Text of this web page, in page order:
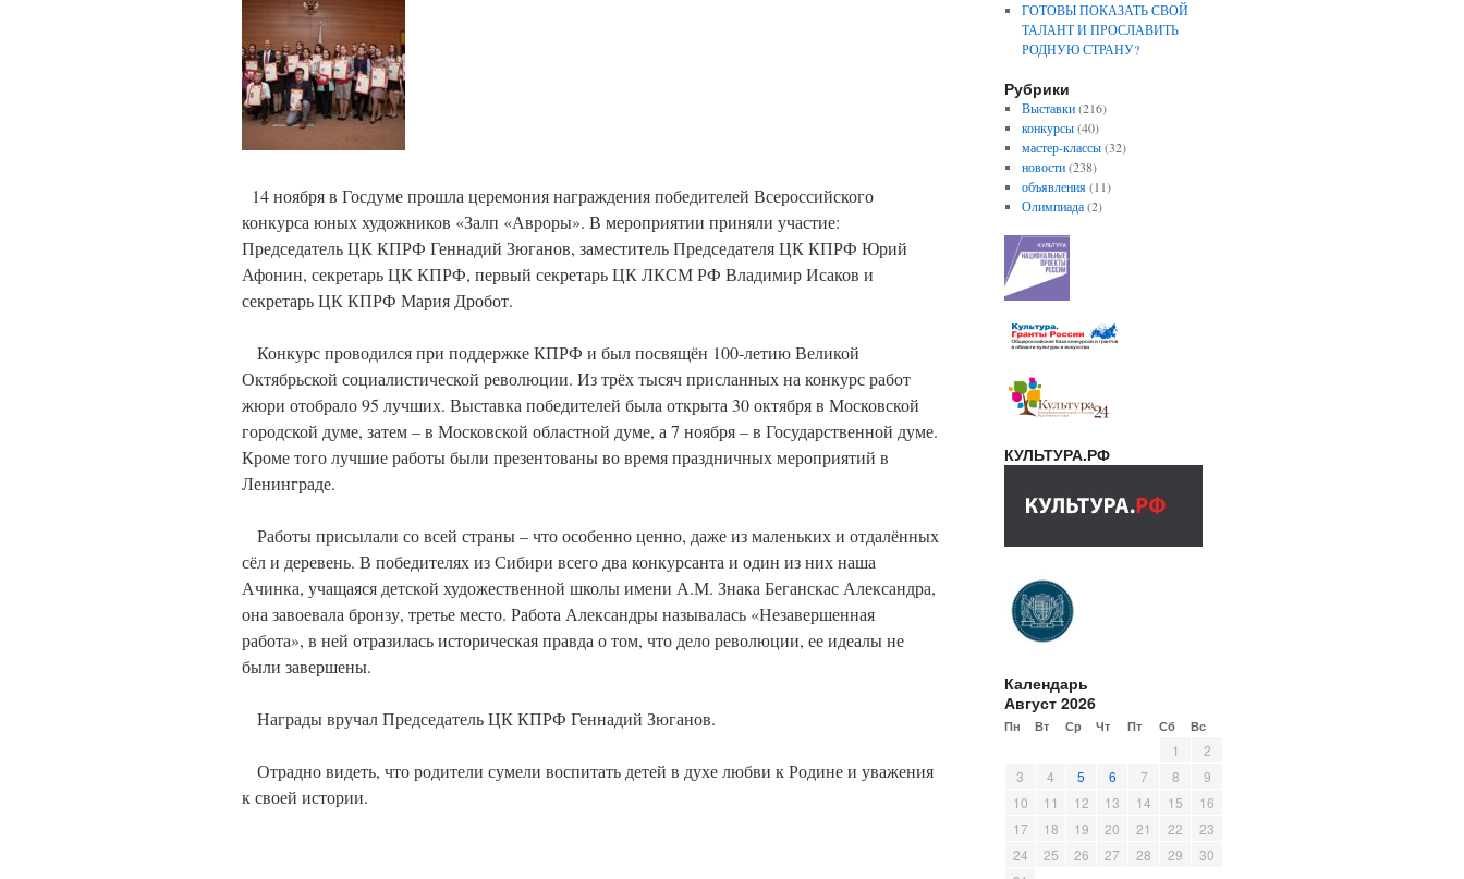
14 ноября в Госдуме прошла церемония награждения победителей Всероссийского
конкурса юных художников «Залп «Авроры». В мероприятии приняли участие:
Председатель ЦК КПРФ Геннадий Зюганов, заместитель Председателя ЦК КПРФ Юрий
Афонин, секретарь ЦК КПРФ, первый секретарь ЦК ЛКСМ РФ Владимир Исаков и
секретарь ЦК КПРФ Мария Дробот.
Конкурс проводился при поддержке КПРФ и был посвящён 100-летию Великой
Октябрьской социалистической революции. Из трёх тысяч присланных на конкурс работ
жюри отобрало 95 лучших. Выставка победителей была открыта 30 октября в Московской
городской думе, затем – в Московской областной думе, а 7 ноября – в Государственной думе.
Кроме того лучшие работы были презентованы во время праздничных мероприятий в
Ленинграде.
Работы присылали со всей страны – что особенно ценно, даже из маленьких и отдалённых
сёл и деревень. В победителях из Сибири всего два конкурсанта и один из них наша
Ачинка, учащаяся детской художественной школы имени А.М. Знака Беганскас Александра,
она завоевала бронзу, третье место. Работа Александры называлась «Незавершенная
работа», в ней отразилась историческая правда о том, что дело революции, ее идеалы не
были завершены.
Награды вручал Председатель ЦК КПРФ Геннадий Зюганов.
Отрадно видеть, что родители сумели воспитать детей в духе любви к Родине и уважения
к своей истории.
ГОТОВЫ ПОКАЗАТЬ СВОЙ
ТАЛАНТ И ПРОСЛАВИТЬ
РОДНУЮ СТРАНУ?
Рубрики
Выставки(216)
конкурсы(40)
мастер-классы(32)
новости(238)
объявления(11)
Олимпиада(2)
КУЛЬТУРА.РФ
Календарь
Август 2026
Пн Вт Ср Чт Пт Сб Вс
1
2
3
4 5 6 7 8
9
10
11 12 13 14 15
16
17
18 19 20 21 22
23
24
25 26 27 28 29
30